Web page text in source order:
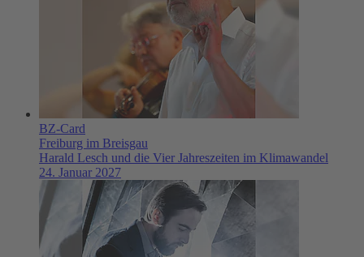
BZ-Card
Freiburg im Breisgau
Harald Lesch und die Vier Jahreszeiten im Klimawandel
24. Januar 2027